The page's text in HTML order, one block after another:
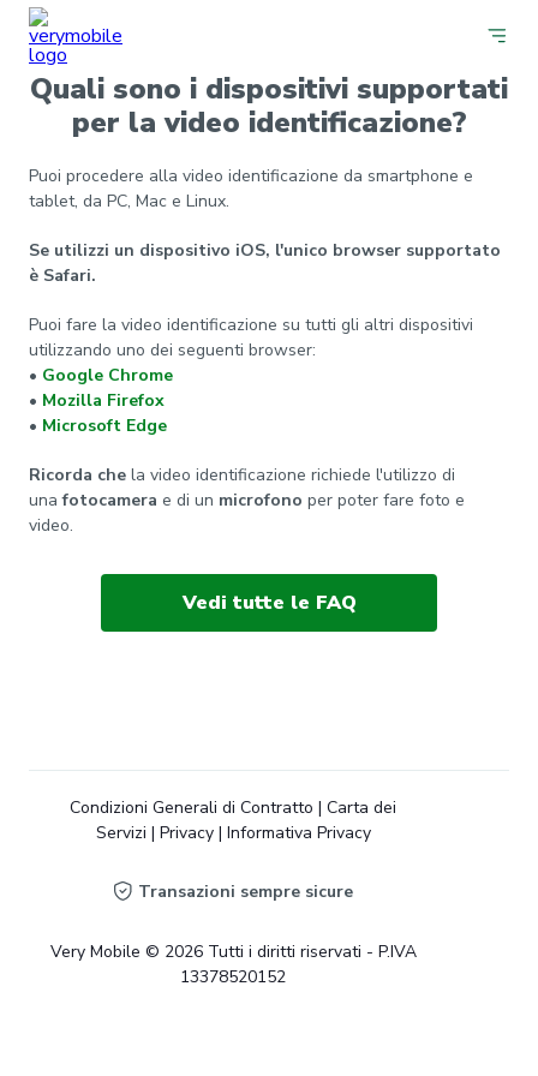
Quali sono i dispositivi supportati
per la video identificazione?
Puoi procedere alla video identificazione da smartphone e
tablet, da PC, Mac e Linux.
Se utilizzi un dispositivo iOS, l'unico browser supportato
è Safari.
Puoi fare la video identificazione su tutti gli altri dispositivi
utilizzando uno dei seguenti browser:
• Google Chrome
• Mozilla Firefox
• Microsoft Edge
Ricorda che la video identificazione richiede l'utilizzo di
unafotocamera e di un microfono per poter fare foto e
video.
Vedi tutte le FAQ
Transazioni sempre sicure
Very Mobile © 2026 Tutti i diritti riservati - P.IVA
13378520152
Condizioni Generali di Contratto | Carta dei
Servizi | Privacy| Informativa Privacy